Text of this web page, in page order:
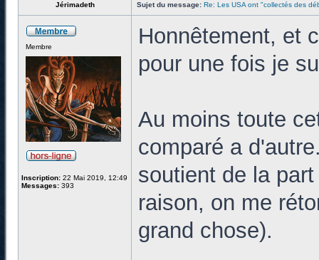
Jérimadeth Sujet du message: Re: Les USA ont "collectés des
Membre
Inscription: 22 Mai 2019, 12:49
Messages: 393
Honnêtement, et
pour une fois je
Au moins toute
comparé a
soutient de la
raison, on me
grand chose).